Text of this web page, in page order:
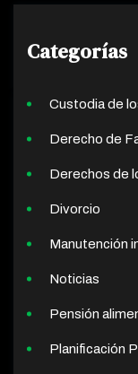
Categorías
Custodia de
Derecho de
Derechos de
Divorcio
Manutención
Noticias
Pensión
Planificación